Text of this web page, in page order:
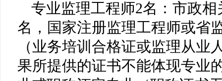
专业监理工程师2名：市政
名，国家注册监理工程师或省
（业务培训合格证或监理从业
果所提供的证书不能体现专业